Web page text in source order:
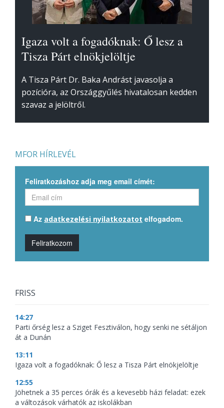
Igaza volt a fogadóknak: Ő lesz a
Tisza Párt elnökjelöltje
A Tisza Párt Dr. Baka Andrást javasolja a
pozícióra, az Országgyűlés hivatalosan kedden
szavaz a jelöltről.
MFOR HÍRLEVÉL
Feliratkozáshoz adja meg email címét:
Az adatkezelési nyilatkozatot elfogadom.
Feliratkozom
FRISS
14:27
Parti őrség lesz a Sziget Fesztiválon, hogy senki ne sétáljon
át a Dunán
13:11
Igaza volt a fogadóknak: Ő lesz a Tisza Párt elnökjelöltje
12:55
Jöhetnek a 35 perces órák és a kevesebb házi feladat: ezek
a változások várhatók az iskolákban